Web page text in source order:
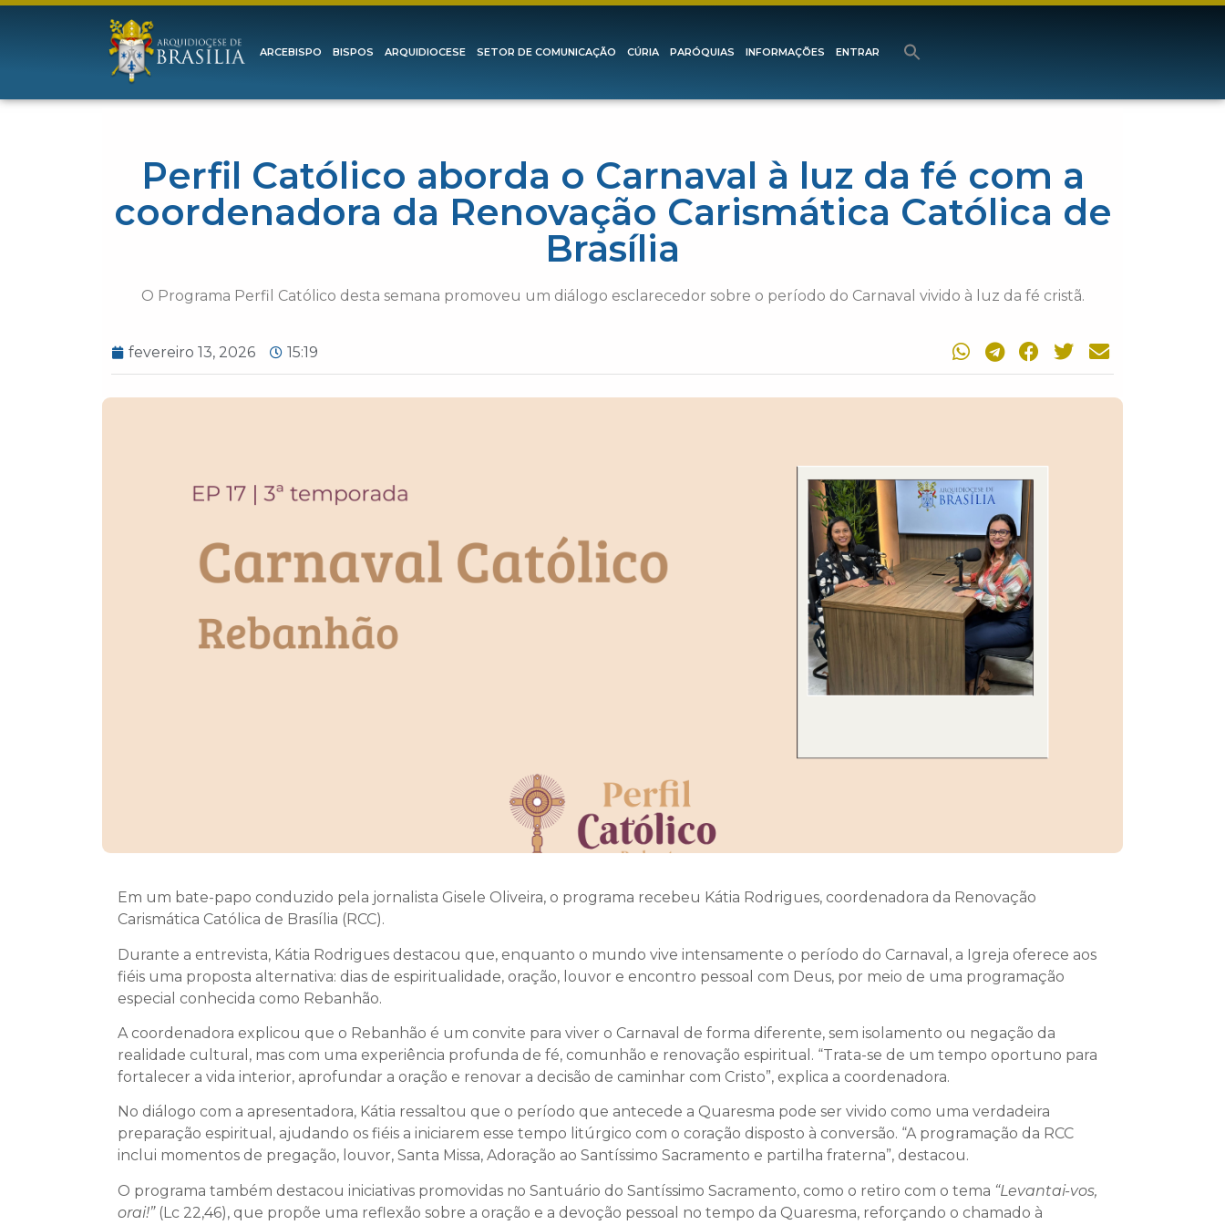
ARCEBISPO BISPOS ARQUIDIOCESE SETOR DE COMUNICAÇÃO CÚRIA PARÓQUIAS INFORMAÇÕES ENTRAR
Perfil Católico aborda o Carnaval à luz da fé com a
coordenadora da Renovação Carismática Católica de
Brasília
O Programa Perfil Católico desta semana promoveu um diálogo esclarecedor sobre o período do Carnaval vivido à luz da fé cristã.
fevereiro 13, 2026 15:19
Em um bate-papo conduzido pela jornalista Gisele Oliveira, o programa recebeu Kátia Rodrigues, coordenadora da Renovação
Carismática Católica de Brasília (RCC).
Durante a entrevista, Kátia Rodrigues destacou que, enquanto o mundo vive intensamente o período do Carnaval, a Igreja oferece aos
fiéis uma proposta alternativa: dias de espiritualidade, oração, louvor e encontro pessoal com Deus, por meio de uma programação
especial conhecida como Rebanhão.
A coordenadora explicou que o Rebanhão é um convite para viver o Carnaval de forma diferente, sem isolamento ou negação da
realidade cultural, mas com uma experiência profunda de fé, comunhão e renovação espiritual. “Trata-se de um tempo oportuno para
fortalecer a vida interior, aprofundar a oração e renovar a decisão de caminhar com Cristo”, explica a coordenadora.
No diálogo com a apresentadora, Kátia ressaltou que o período que antecede a Quaresma pode ser vivido como uma verdadeira
preparação espiritual, ajudando os fiéis a iniciarem esse tempo litúrgico com o coração disposto à conversão. “A programação da RCC
inclui momentos de pregação, louvor, Santa Missa, Adoração ao Santíssimo Sacramento e partilha fraterna”, destacou.
O programa também destacou iniciativas promovidas no Santuário do Santíssimo Sacramento, como o retiro com o tema “Levantai-vos,
orai!”(Lc 22,46), que propõe uma reflexão sobre a oração e a devoção pessoal no tempo da Quaresma, reforçando o chamado à